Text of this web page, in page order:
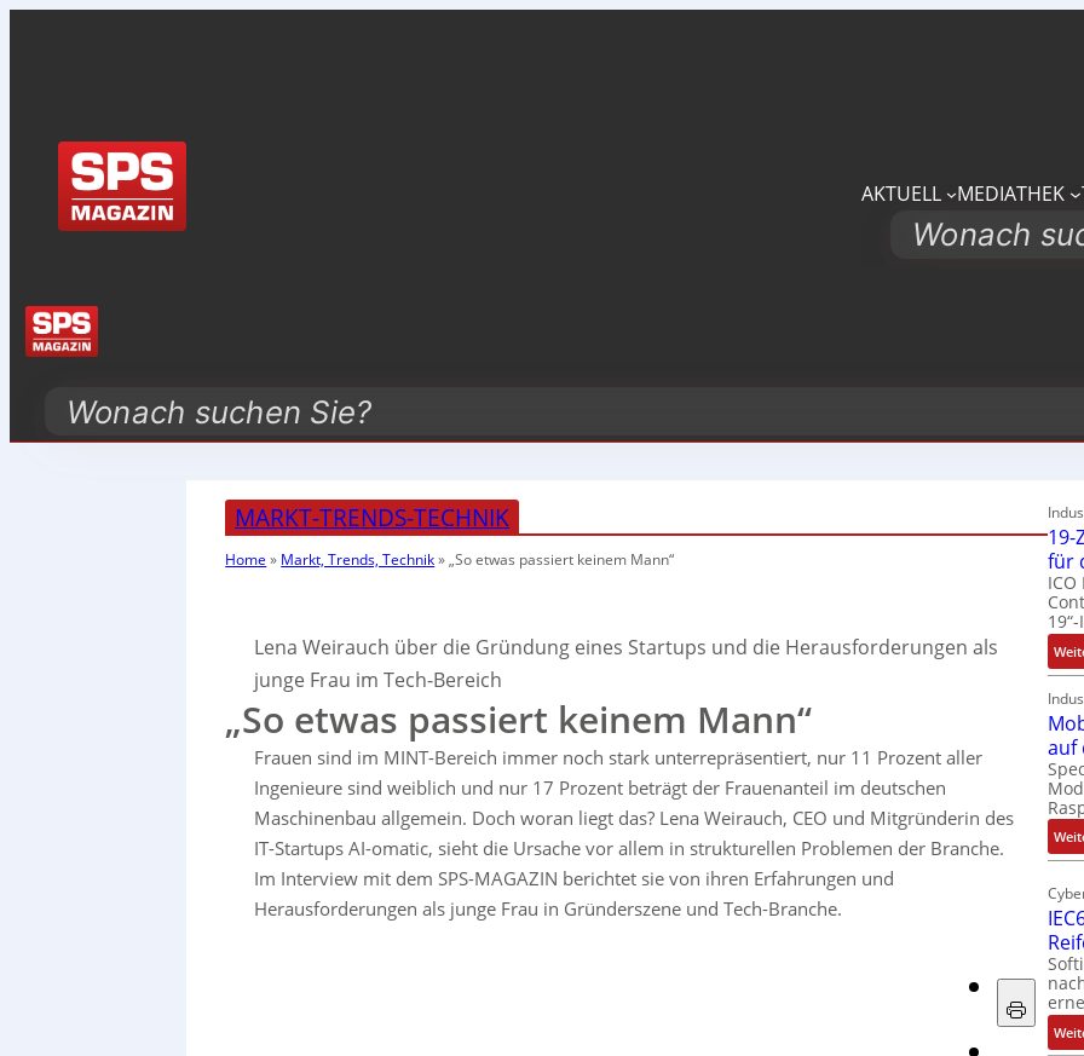
AKTUELL MEDIATHEK
Search
Search
MARKT-TRENDS-TECHNIK
Home » Markt, Trends, Technik»„So etwas passiert keinem Mann“
Lena Weirauch über die Gründung eines Startups und die Herausforderungen als
junge Frau im Tech-Bereich
„So etwas passiert keinem Mann“
Frauen sind im MINT-Bereich immer noch stark unterrepräsentiert, nur 11 Prozent aller
Ingenieure sind weiblich und nur 17 Prozent beträgt der Frauenanteil im deutschen
Maschinenbau allgemein. Doch woran liegt das? Lena Weirauch, CEO und Mitgründerin des
IT-Startups AI-omatic, sieht die Ursache vor allem in strukturellen Problemen der Branche.
Im Interview mit dem SPS-MAGAZIN berichtet sie von ihren Erfahrungen und
Herausforderungen als junge Frau in Gründerszene und Tech-Branche.
19-
für
auf